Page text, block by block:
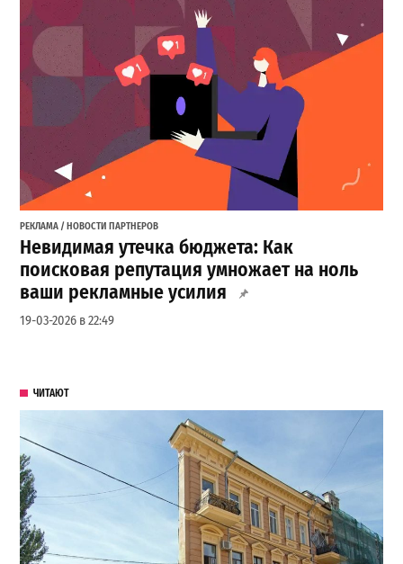
РЕКЛАМА / НОВОСТИ ПАРТНЕРОВ
Невидимая утечка бюджета: Как
поисковая репутация умножает на ноль
ваши рекламные усилия
19-03-2026 в 22:49
ЧИТАЮТ